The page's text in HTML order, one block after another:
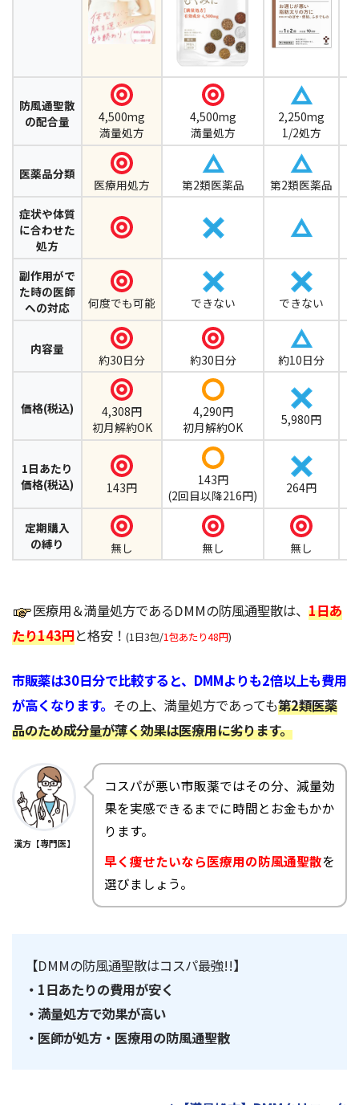
防風通聖散
の配合量
4,500mg
満量処方
4,500mg
満量処方
2,250mg
1/2処方
医薬品分類
医療用処方 第2類医薬品 第2類医薬品
症状や体質
に合わせた
処方
副作用がで
た時の医師
への対応
何度でも可能 できない できない
内容量
約30日分 約30日分 約10日分
価格(税込)
4,308円
初月解約OK
4,290円
初月解約OK
5,980円
1日あたり
価格(税込)
143円
143円
(2回目以降216円)
264円
定期購入
の縛り
無し 無し 無し
医療用＆満量処方であるDMMの防風通聖散は、 1日あ
たり143円と格安！ (1日3包/1包あたり48円)
市販薬は30日分で比較すると、DMMよりも2倍以上も費用
が高くなります。 その上、満量処方であっても第2類医薬
品のため成分量が薄く効果は医療用に劣ります。
漢方【専門医】
コスパが悪い市販薬ではその分、減量効
果を実感できるまでに時間とお金もかか
ります。
早く痩せたいなら医療用の防風通聖散を
選びましょう。
【DMMの防風通聖散はコスパ最強!!】
・1日あたりの費用が安く
・満量処方で効果が高い
・医師が処方・医療用の防風通聖散